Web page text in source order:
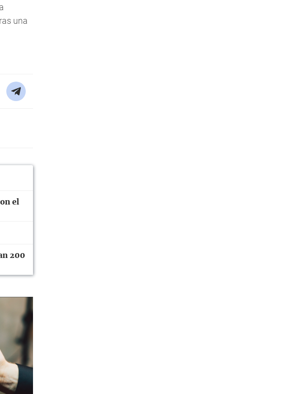
una
el
200